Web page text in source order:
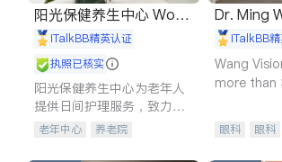
阳光保健养生中心 World
shine
iTalkBB精英认证
执照已核实
阳光保健养生中心为老年人
提供日间护理服务，致力于
通过持续的护理创新来有效
老年中心 养老院
Dr. Ming
iTalkBB
Wang
more than
眼科 眼科